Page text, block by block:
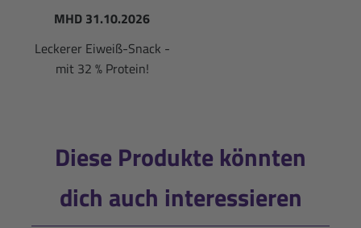
MHD 31.10.2026
Leckerer Eiweiß-Snack -
mit 32 % Protein!
Diese Produkte könnten
dich auch interessieren